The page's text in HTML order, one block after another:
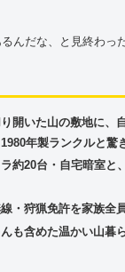
んだな、と見終わっ
開いた山の敷地に、
年製ランクルと驚
約20台・自宅暗室と
・狩猟免許を家族全
も含めた温かい山暮